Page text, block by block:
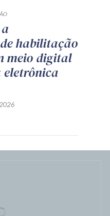
habilitação
meio digital